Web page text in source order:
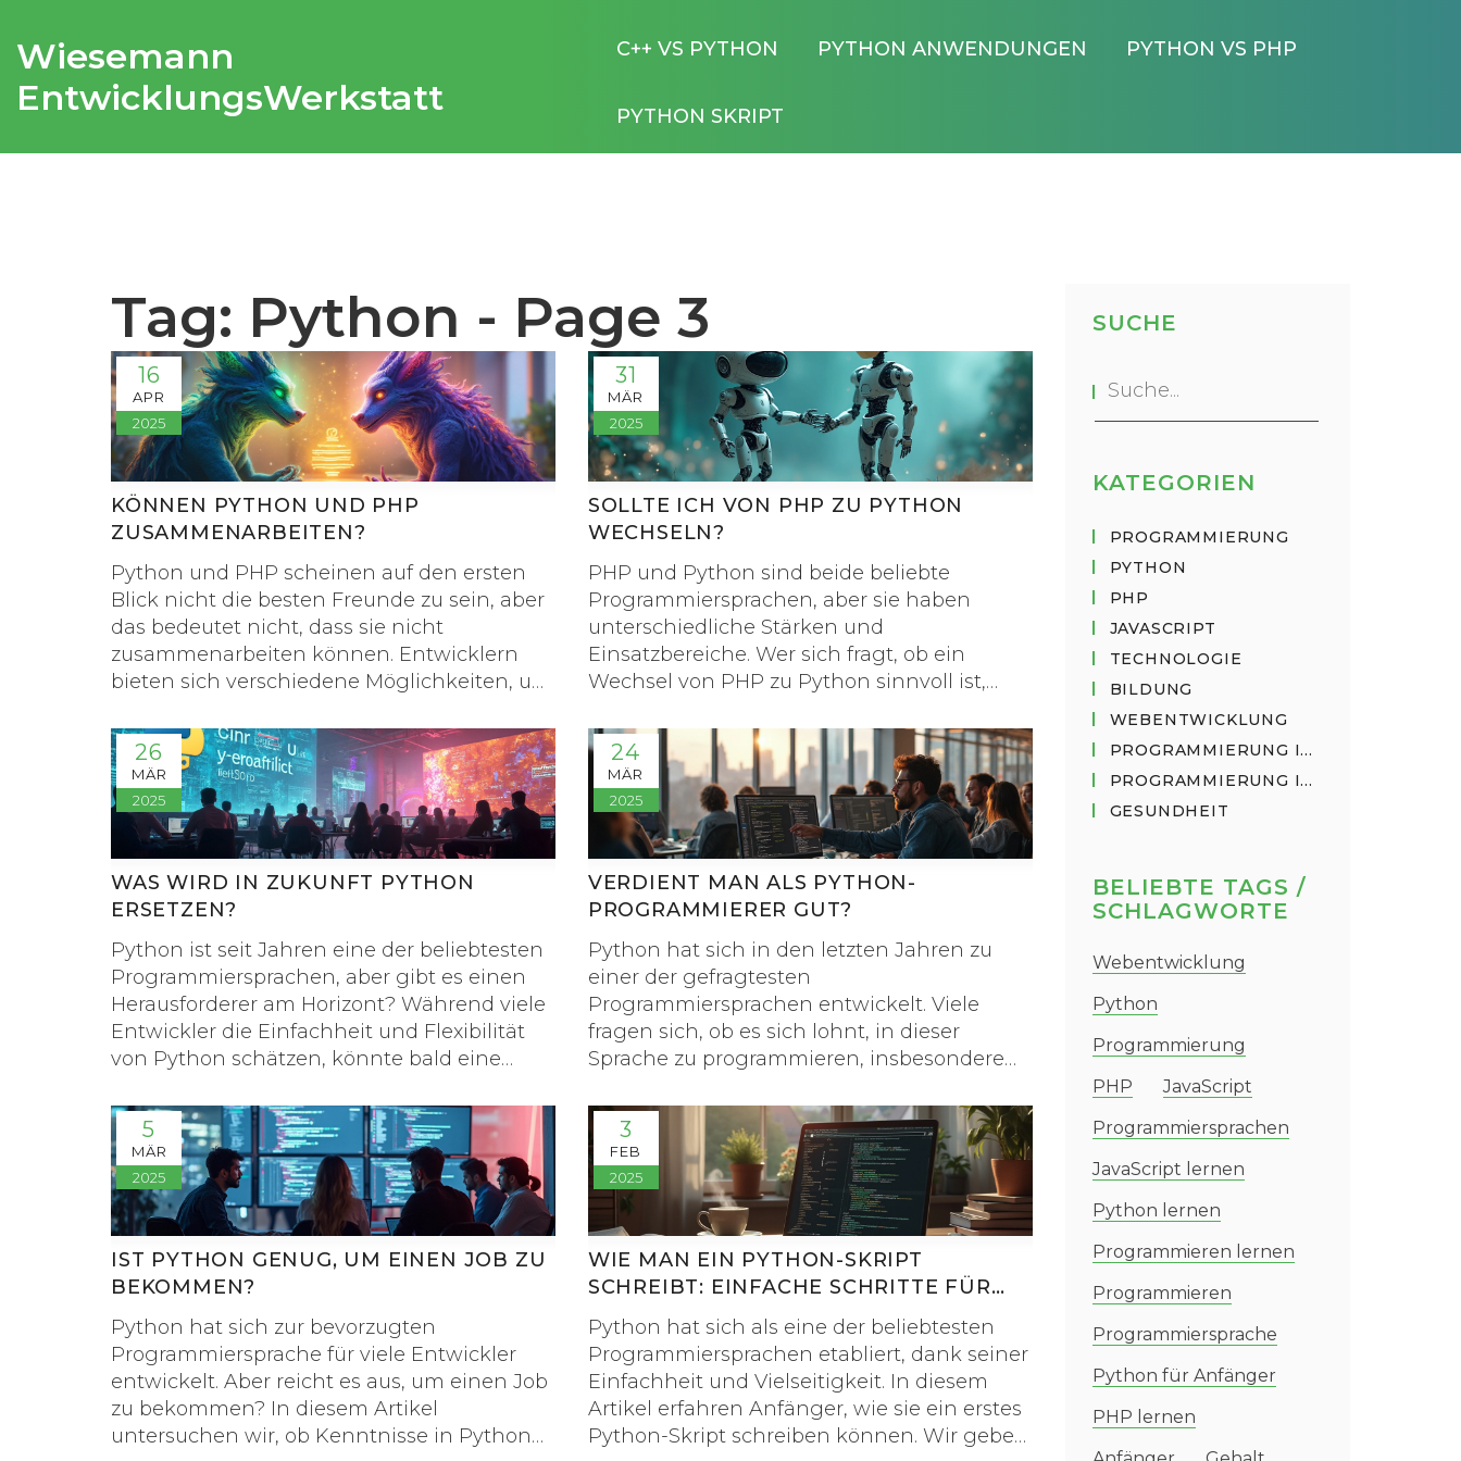
Wiesemann
EntwicklungsWerkstatt
C++ VS PYTHON PYTHON ANWENDUNGEN PYTHON VS PHP
PYTHON SKRIPT
Tag: Python - Page 3
16
APR
2025
KÖNNEN PYTHON UND PHP
ZUSAMMENARBEITEN?
Python und PHP scheinen auf den ersten
Blick nicht die besten Freunde zu sein, aber
das bedeutet nicht, dass sie nicht
zusammenarbeiten können. Entwicklern
bieten sich verschiedene Möglichkeiten, um
Herausforderungen in der Programmierung
zu meistern. Von Webanwendungen bis hin
zu Datenanalysen gibt es viele Szenarien, in
denen eine Kombination von Python und
PHP äußerst praktisch ist. Es ist spannend,
die vielfältigen Optionen zu entdecken, um
diese beiden populären Sprachen
31
MÄR
2025
SOLLTE ICH VON PHP ZU PYTHON
WECHSELN?
PHP und Python sind beide beliebte
Programmiersprachen, aber sie haben
unterschiedliche Stärken und
Einsatzbereiche. Wer sich fragt, ob ein
Wechsel von PHP zu Python sinnvoll ist,
Sprachen genau beleuchten. Python
punktet durch seine Einfachheit und
Vielseitigkeit in verschiedenen
Anwendungen, während PHP vor allem im
Webbereich stark ist. Dieser Artikel gibt
einen Überblick über Anwendungsfälle, Vor-
und Nachteile sowie praktische
Umstieg.
26
MÄR
2025
WAS WIRD IN ZUKUNFT PYTHON
ERSETZEN?
Python ist seit Jahren eine der beliebtesten
Programmiersprachen, aber gibt es einen
Herausforderer am Horizont? Während viele
Entwickler die Einfachheit und Flexibilität
von Python schätzen, könnte bald eine
Besonders im Bereich der Webentwicklung,
wo PHP traditionell stark genutzt wurde,
fragen sich Entwickler, welches Tool die
Zukunft prägen wird. Dieser Artikel
beleuchtet potenzielle Nachfolger und
bietet Einblicke in die zukünftigen Trends
der Programmierung.
24
MÄR
2025
VERDIENT MAN ALS PYTHON-
PROGRAMMIERER GUT?
Python hat sich in den letzten Jahren zu
einer der gefragtesten
Programmiersprachen entwickelt. Viele
fragen sich, ob es sich lohnt, in dieser
Sprache zu programmieren, insbesondere
Vielseitigkeit und einfachen Handhabung
wird Python von vielen großen
Unternehmen weltweit eingesetzt. Diese
Artikel untersucht, ob Python-
Programmierer gut verdienen und welche
Faktoren ihr Gehalt beeinflussen.
5
MÄR
2025
IST PYTHON GENUG, UM EINEN JOB ZU
BEKOMMEN?
Python hat sich zur bevorzugten
Programmiersprache für viele Entwickler
entwickelt. Aber reicht es aus, um einen Job
zu bekommen? In diesem Artikel
untersuchen wir, ob Kenntnisse in Python
3
FEB
2025
WIE MAN EIN PYTHON-SKRIPT
SCHREIBT: EINFACHE SCHRITTE FÜR
ANFÄNGER
Python hat sich als eine der beliebtesten
Programmiersprachen etabliert, dank seiner
Einfachheit und Vielseitigkeit. In diesem
Artikel erfahren Anfänger, wie sie ein erstes
Python-Skript schreiben können. Wir geben
SUCHE
KATEGORIEN
PROGRAMMIERUNG
PYTHON
PHP
JAVASCRIPT
TECHNOLOGIE
BILDUNG
WEBENTWICKLUNG
PROGRAMMIERUNG IN PYTHON
PROGRAMMIERUNG IN JAVASCRIPT
GESUNDHEIT
BELIEBTE TAGS /
SCHLAGWORTE
Webentwicklung
Python
Programmierung
PHP
JavaScript
Programmiersprachen
JavaScript lernen
Python lernen
Programmieren lernen
Programmieren
Programmiersprache
Python für Anfänger
PHP lernen